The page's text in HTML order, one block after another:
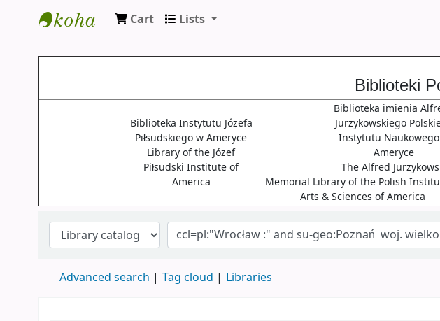
Cart Lists
Biblioteki
Biblioteka Instytutu Józefa
Piłsudskiego w Ameryce
Library of the Józef
Piłsudski Institute of
America
Biblioteka imienia
Jurzykowskiego
Instytutu
Ameryce
The Alfred
Memorial Library of the Polish
Arts & Sciences of America
Advanced search Tag cloud Libraries